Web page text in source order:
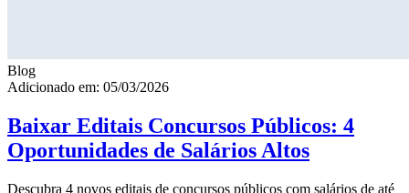
Blog
Adicionado em: 05/03/2026
Baixar Editais Concursos Públicos: 4
Oportunidades de Salários Altos
Descubra 4 novos editais de concursos públicos com salários de até